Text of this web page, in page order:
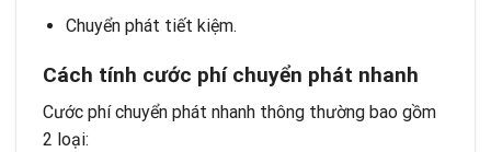
Chuyển phát tiết kiệm.
Cách tính cước phíchuyển phát nhanh
Cước phí chuyển phát nhanh thông thường bao gồm
2 loại: